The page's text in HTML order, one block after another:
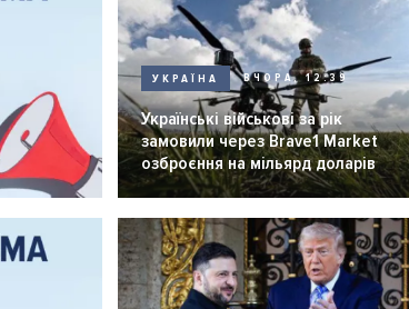
УКРАЇНА ВЧОРА, 12:39
Українські військові за рік
замовили через Brave1 Market
озброєння на мільярд доларів